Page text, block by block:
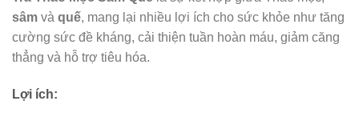
sâm và quế, mang lại nhiều lợi ích cho sức khỏe như tăng
cường sức đề kháng, cải thiện tuần hoàn máu, giảm căng
thẳng và hỗ trợ tiêu hóa.
Lợi ích: